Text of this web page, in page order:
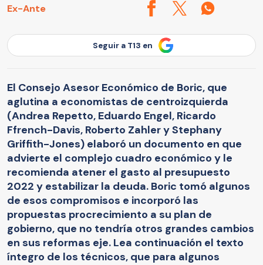
Ex-Ante
Seguir a T13 en
El Consejo Asesor Económico de Boric, que
aglutina a economistas de centroizquierda
(Andrea Repetto, Eduardo Engel, Ricardo
Ffrench-Davis, Roberto Zahler y Stephany
Griffith-Jones) elaboró un documento en que
advierte el complejo cuadro económico y le
recomienda atener el gasto al presupuesto
2022 y estabilizar la deuda. Boric tomó algunos
de esos compromisos e incorporó las
propuestas procrecimiento a su plan de
gobierno, que no tendría otros grandes cambios
en sus reformas eje. Lea continuación el texto
íntegro de los técnicos, que para algunos